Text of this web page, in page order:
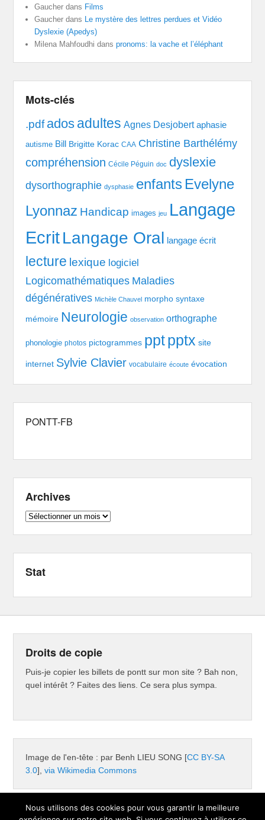
Gaucher dans Films
Gaucher dans Le mystère des lettres perdues et Vidéo
Dyslexie (Apedys)
Milena Mahfoudhi danspronoms: la vache et l’éléphant
Mots-clés
.pdf ados adultes Agnes Desjobert aphasie
autisme Bill Brigitte Korac CAA Christine Barthélémy
compréhension Cécile Péguin doc dyslexie
dysorthographie dysphasie enfants Evelyne
Lyonnaz Handicap images jeu Langage
EcritLangage Oral langage écrit
lecture lexique logiciel
Logicomathématiques Maladies
dégénératives Michèle Chauvel morpho syntaxe
mémoire Neurologie observation orthographe
phonologie photos pictogrammes pptpptx site
internet Sylvie Clavier vocabulaire écoute évocation
PONTT-FB
Archives
Archives
Stat
Droits de copie
Puis-je copier les billets de pontt sur mon site ? Bah non,
quel intérêt ? Faites des liens. Ce sera plus sympa.
Image de l'en-tête : par Benh LIEU SONG [CC BY-SA
3.0],via Wikimedia Commons
Nous utilisons des cookies pour vous garantir la meilleure